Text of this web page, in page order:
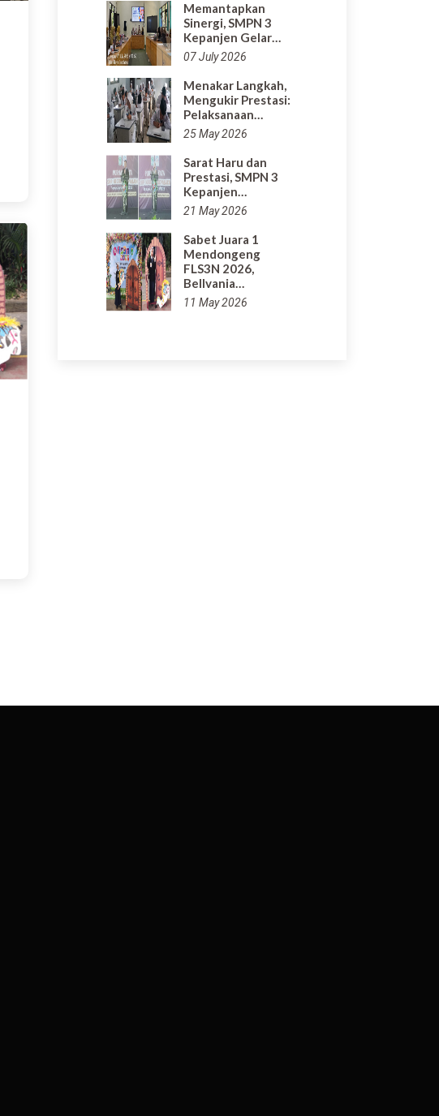
Memantapkan
Sinergi, SMPN 3
Kepanjen Gelar…
07 July 2026
Menakar Langkah,
Mengukir Prestasi:
Pelaksanaan…
25 May 2026
Sarat Haru dan
Prestasi, SMPN 3
Kepanjen…
21 May 2026
Sabet Juara 1
Mendongeng
FLS3N 2026,
Bellvania…
11 May 2026